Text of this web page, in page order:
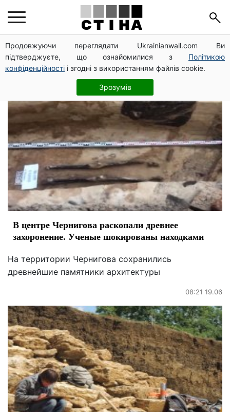
Продовжуючи переглядати Ukrainianwall.com Ви
підтверджуєте, що ознайомилися з Політикою
конфіденційності і згодні з використанням файлів cookie.
Зрозумів
археология
В центре Чернигова раскопали древнее
захоронение. Ученые шокированы находками
На территории Чернигова сохранились
древнейшие памятники архитектуры
08:21 19.06